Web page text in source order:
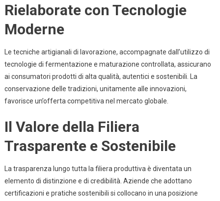
Rielaborate con Tecnologie
Moderne
Le tecniche artigianali di lavorazione, accompagnate dall’utilizzo di
tecnologie di fermentazione e maturazione controllata, assicurano
ai consumatori prodotti di alta qualità, autentici e sostenibili. La
conservazione delle tradizioni, unitamente alle innovazioni,
favorisce un’offerta competitiva nel mercato globale.
Il Valore della Filiera
Trasparente e Sostenibile
La trasparenza lungo tutta la filiera produttiva è diventata un
elemento di distinzione e di credibilità. Aziende che adottano
certificazioni e pratiche sostenibili si collocano in una posizione